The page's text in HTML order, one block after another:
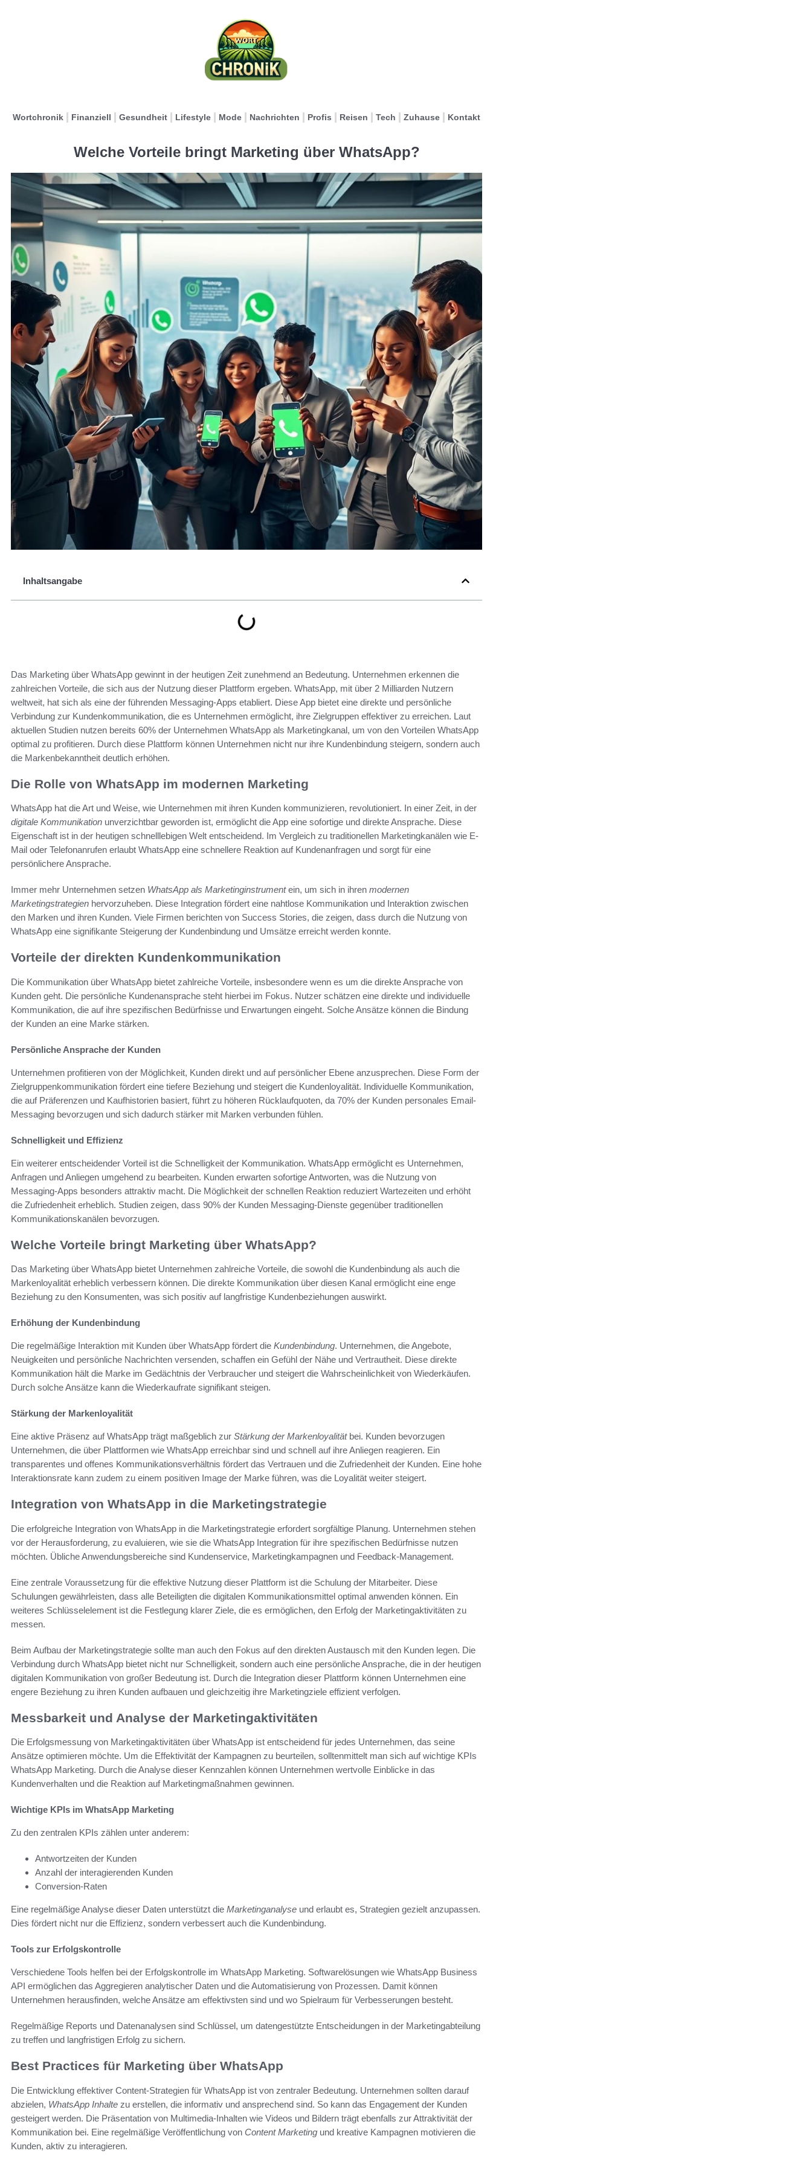
Wortchronik Finanziell Gesundheit Lifestyle Mode Nachrichten Profis Reisen Tech Zuhause Kontakt
Welche Vorteile bringt Marketing über WhatsApp?
Inhaltsangabe
Das Marketing über WhatsApp gewinnt in der heutigen Zeit zunehmend an Bedeutung. Unternehmen erkennen die
zahlreichen Vorteile, die sich aus der Nutzung dieser Plattform ergeben. WhatsApp, mit über 2 Milliarden Nutzern
weltweit, hat sich als eine der führenden Messaging-Apps etabliert. Diese App bietet eine direkte und persönliche
Verbindung zur Kundenkommunikation, die es Unternehmen ermöglicht, ihre Zielgruppen effektiver zu erreichen. Laut
aktuellen Studien nutzen bereits 60% der Unternehmen WhatsApp als Marketingkanal, um von den Vorteilen WhatsApp
optimal zu profitieren. Durch diese Plattform können Unternehmen nicht nur ihre Kundenbindung steigern, sondern auch
die Markenbekanntheit deutlich erhöhen.
Die Rolle von WhatsApp im modernen Marketing
WhatsApp hat die Art und Weise, wie Unternehmen mit ihren Kunden kommunizieren, revolutioniert. In einer Zeit, in der
digitale Kommunikation unverzichtbar geworden ist, ermöglicht die App eine sofortige und direkte Ansprache. Diese
Eigenschaft ist in der heutigen schnelllebigen Welt entscheidend. Im Vergleich zu traditionellen Marketingkanälen wie E-
Mail oder Telefonanrufen erlaubt WhatsApp eine schnellere Reaktion auf Kundenanfragen und sorgt für eine
persönlichere Ansprache.
Immer mehr Unternehmen setzen WhatsApp als Marketinginstrumentein, um sich in ihren modernen
Marketingstrategien hervorzuheben. Diese Integration fördert eine nahtlose Kommunikation und Interaktion zwischen
den Marken und ihren Kunden. Viele Firmen berichten von Success Stories, die zeigen, dass durch die Nutzung von
WhatsApp eine signifikante Steigerung der Kundenbindung und Umsätze erreicht werden konnte.
Vorteile der direkten Kundenkommunikation
Die Kommunikation über WhatsApp bietet zahlreiche Vorteile, insbesondere wenn es um die direkte Ansprache von
Kunden geht. Die persönliche Kundenansprache steht hierbei im Fokus. Nutzer schätzen eine direkte und individuelle
Kommunikation, die auf ihre spezifischen Bedürfnisse und Erwartungen eingeht. Solche Ansätze können die Bindung
der Kunden an eine Marke stärken.
Persönliche Ansprache der Kunden
Unternehmen profitieren von der Möglichkeit, Kunden direkt und auf persönlicher Ebene anzusprechen. Diese Form der
Zielgruppenkommunikation fördert eine tiefere Beziehung und steigert die Kundenloyalität. Individuelle Kommunikation,
die auf Präferenzen und Kaufhistorien basiert, führt zu höheren Rücklaufquoten, da 70% der Kunden personales Email-
Messaging bevorzugen und sich dadurch stärker mit Marken verbunden fühlen.
Schnelligkeit und Effizienz
Ein weiterer entscheidender Vorteil ist die Schnelligkeit der Kommunikation. WhatsApp ermöglicht es Unternehmen,
Anfragen und Anliegen umgehend zu bearbeiten. Kunden erwarten sofortige Antworten, was die Nutzung von
Messaging-Apps besonders attraktiv macht. Die Möglichkeit der schnellen Reaktion reduziert Wartezeiten und erhöht
die Zufriedenheit erheblich. Studien zeigen, dass 90% der Kunden Messaging-Dienste gegenüber traditionellen
Kommunikationskanälen bevorzugen.
Welche Vorteile bringt Marketing über WhatsApp?
Das Marketing über WhatsApp bietet Unternehmen zahlreiche Vorteile, die sowohl die Kundenbindung als auch die
Markenloyalität erheblich verbessern können. Die direkte Kommunikation über diesen Kanal ermöglicht eine enge
Beziehung zu den Konsumenten, was sich positiv auf langfristige Kundenbeziehungen auswirkt.
Erhöhung der Kundenbindung
Die regelmäßige Interaktion mit Kunden über WhatsApp fördert die Kundenbindung. Unternehmen, die Angebote,
Neuigkeiten und persönliche Nachrichten versenden, schaffen ein Gefühl der Nähe und Vertrautheit. Diese direkte
Kommunikation hält die Marke im Gedächtnis der Verbraucher und steigert die Wahrscheinlichkeit von Wiederkäufen.
Durch solche Ansätze kann die Wiederkaufrate signifikant steigen.
Stärkung der Markenloyalität
Eine aktive Präsenz auf WhatsApp trägt maßgeblich zur Stärkung der Markenloyalitätbei. Kunden bevorzugen
Unternehmen, die über Plattformen wie WhatsApp erreichbar sind und schnell auf ihre Anliegen reagieren. Ein
transparentes und offenes Kommunikationsverhältnis fördert das Vertrauen und die Zufriedenheit der Kunden. Eine hohe
Interaktionsrate kann zudem zu einem positiven Image der Marke führen, was die Loyalität weiter steigert.
Integration von WhatsApp in die Marketingstrategie
Die erfolgreiche Integration von WhatsApp in die Marketingstrategie erfordert sorgfältige Planung. Unternehmen stehen
vor der Herausforderung, zu evaluieren, wie sie die WhatsApp Integration für ihre spezifischen Bedürfnisse nutzen
möchten. Übliche Anwendungsbereiche sind Kundenservice, Marketingkampagnen und Feedback-Management.
Eine zentrale Voraussetzung für die effektive Nutzung dieser Plattform ist die Schulung der Mitarbeiter. Diese
Schulungen gewährleisten, dass alle Beteiligten die digitalen Kommunikationsmittel optimal anwenden können. Ein
weiteres Schlüsselelement ist die Festlegung klarer Ziele, die es ermöglichen, den Erfolg der Marketingaktivitäten zu
messen.
Beim Aufbau der Marketingstrategie sollte man auch den Fokus auf den direkten Austausch mit den Kunden legen. Die
Verbindung durch WhatsApp bietet nicht nur Schnelligkeit, sondern auch eine persönliche Ansprache, die in der heutigen
digitalen Kommunikation von großer Bedeutung ist. Durch die Integration dieser Plattform können Unternehmen eine
engere Beziehung zu ihren Kunden aufbauen und gleichzeitig ihre Marketingziele effizient verfolgen.
Messbarkeit und Analyse der Marketingaktivitäten
Die Erfolgsmessung von Marketingaktivitäten über WhatsApp ist entscheidend für jedes Unternehmen, das seine
Ansätze optimieren möchte. Um die Effektivität der Kampagnen zu beurteilen, solltenmittelt man sich auf wichtige KPIs
WhatsApp Marketing. Durch die Analyse dieser Kennzahlen können Unternehmen wertvolle Einblicke in das
Kundenverhalten und die Reaktion auf Marketingmaßnahmen gewinnen.
Wichtige KPIs im WhatsApp Marketing
Zu den zentralen KPIs zählen unter anderem:
Antwortzeiten der Kunden
Anzahl der interagierenden Kunden
Conversion-Raten
Eine regelmäßige Analyse dieser Daten unterstützt die Marketinganalyse und erlaubt es, Strategien gezielt anzupassen.
Dies fördert nicht nur die Effizienz, sondern verbessert auch die Kundenbindung.
Tools zur Erfolgskontrolle
Verschiedene Tools helfen bei der Erfolgskontrolle im WhatsApp Marketing. Softwarelösungen wie WhatsApp Business
API ermöglichen das Aggregieren analytischer Daten und die Automatisierung von Prozessen. Damit können
Unternehmen herausfinden, welche Ansätze am effektivsten sind und wo Spielraum für Verbesserungen besteht.
Regelmäßige Reports und Datenanalysen sind Schlüssel, um datengestützte Entscheidungen in der Marketingabteilung
zu treffen und langfristigen Erfolg zu sichern.
Best Practices für Marketing über WhatsApp
Die Entwicklung effektiver Content-Strategien für WhatsApp ist von zentraler Bedeutung. Unternehmen sollten darauf
abzielen, WhatsApp Inhalte zu erstellen, die informativ und ansprechend sind. So kann das Engagement der Kunden
gesteigert werden. Die Präsentation von Multimedia-Inhalten wie Videos und Bildern trägt ebenfalls zur Attraktivität der
Kommunikation bei. Eine regelmäßige Veröffentlichung von Content Marketing und kreative Kampagnen motivieren die
Kunden, aktiv zu interagieren.